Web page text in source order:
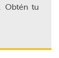
Obtén tu